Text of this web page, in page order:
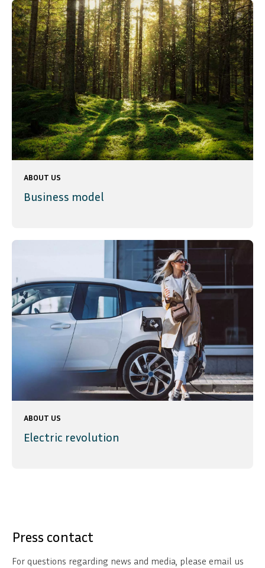
ABOUT US
Business model
ABOUT US
Electric revolution
Press contact
For questions regarding news and media, please email us